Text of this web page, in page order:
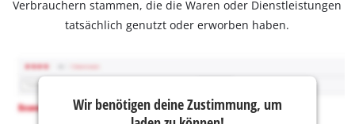
Verbrauchern stammen, die die Waren oder Dienstleistungen
tatsächlich genutzt oder erworben haben.
Wir benötigen deine Zustimmung, um